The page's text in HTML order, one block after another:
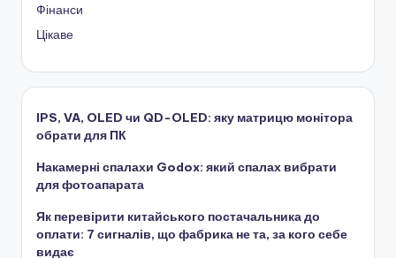
Фінанси
Цікаве
IPS, VA, OLED чи QD-OLED: яку матрицю монітора
обрати для ПК
Накамерні спалахи Godox: який спалах вибрати
для фотоапарата
Як перевірити китайського постачальника до
оплати: 7 сигналів, що фабрика не та, за кого себе
видає